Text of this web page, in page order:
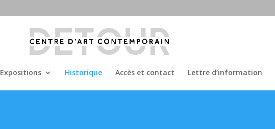
Expositions Historique Accès et contact Lettre d’information